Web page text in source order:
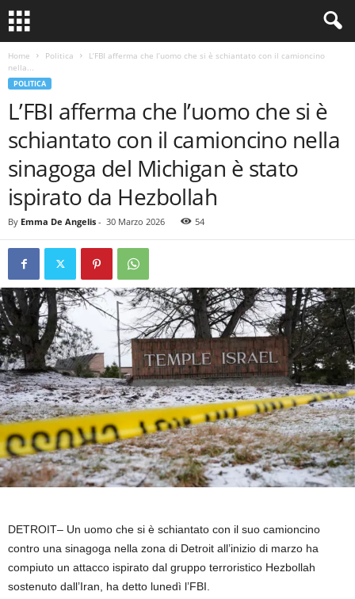
Home Politica
L’FBI afferma che l’uomo che si è schiantato con il camioncino
nella...
POLITICA
L’FBI afferma che l’uomo che si è
schiantato con il camioncino nella
sinagoga del Michigan è stato
ispirato da Hezbollah
By Emma De Angelis - 30 Marzo 2026 54
DETROIT– Un uomo che si è schiantato con il suo camioncino
contro una sinagoga nella zona di Detroit all’inizio di marzo ha
compiuto un attacco ispirato dal gruppo terroristico Hezbollah
sostenuto dall’Iran, ha detto lunedì l’FBI.